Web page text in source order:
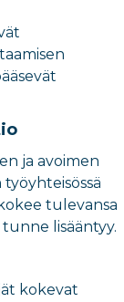
ja avoimen
tulevansa
lisääntyy.
kokevat